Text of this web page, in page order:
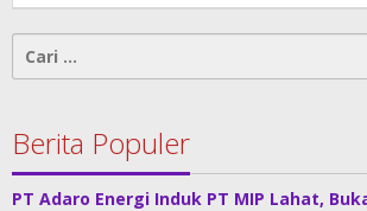
Cari
untuk:
Berita Populer
PT Adaro Energi Induk PT MIP Lahat,